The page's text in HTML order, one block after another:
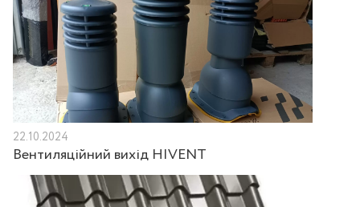
22.10.2024
Вентиляційний вихід HIVENT